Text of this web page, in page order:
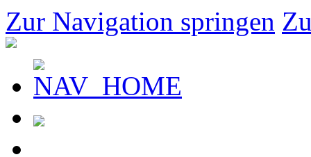
Zur Navigation springen